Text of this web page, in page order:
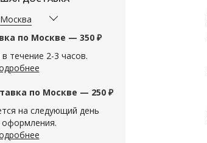
Москва
по Москве — 350 ₽
течение 2-3 часов.
по Москве — 250 ₽
на следующий день
оформления.